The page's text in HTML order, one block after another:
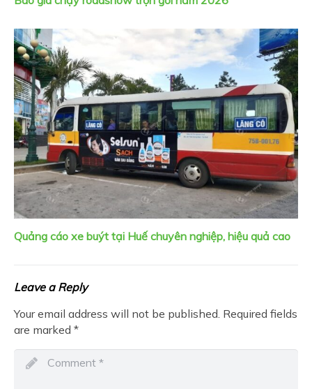
Quảng cáo xe buýt tại Huế chuyên nghiệp, hiệu quả cao
Leave a Reply
Your email address will not be published. Required fields
are marked *